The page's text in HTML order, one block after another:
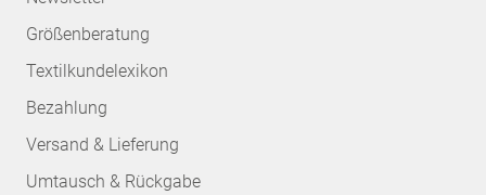
Größenberatung
Textilkundelexikon
Bezahlung
Versand & Lieferung
Umtausch & Rückgabe